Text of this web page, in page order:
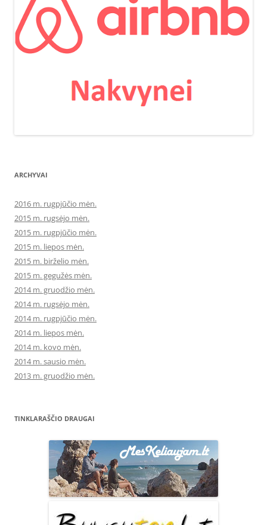
ARCHYVAI
2016 m. rugpjūčio mėn.
2015 m. rugsėjo mėn.
2015 m. rugpjūčio mėn.
2015 m. liepos mėn.
2015 m. birželio mėn.
2015 m. gegužės mėn.
2014 m. gruodžio mėn.
2014 m. rugsėjo mėn.
2014 m. rugpjūčio mėn.
2014 m. liepos mėn.
2014 m. kovo mėn.
2014 m. sausio mėn.
2013 m. gruodžio mėn.
TINKLARAŠČIO DRAUGAI